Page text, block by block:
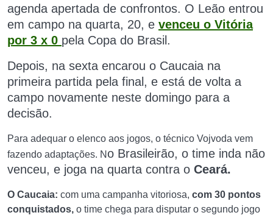
agenda apertada de confrontos. O Leão entrou
em campo na quarta, 20, e venceu o Vitória
por 3 x 0 pela Copa do Brasil.
Depois, na sexta encarou o Caucaia na
primeira partida pela final, e está de volta a
campo novamente neste domingo para a
decisão.
Para adequar o elenco aos jogos, o técnico Vojvoda vem
fazendo adaptações. No Brasileirão, o time inda não
venceu, e joga na quarta contra o Ceará.
O Caucaia: com uma campanha vitoriosa, com 30 pontos
conquistados, o time chega para disputar o segundo jogo